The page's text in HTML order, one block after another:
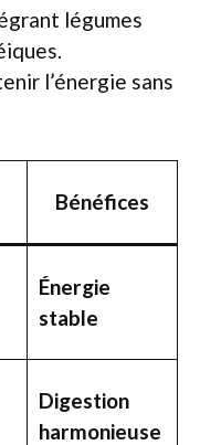
légumes
l’énergie sans
Bénéfices
Énergie
stable
Digestion
harmonieuse